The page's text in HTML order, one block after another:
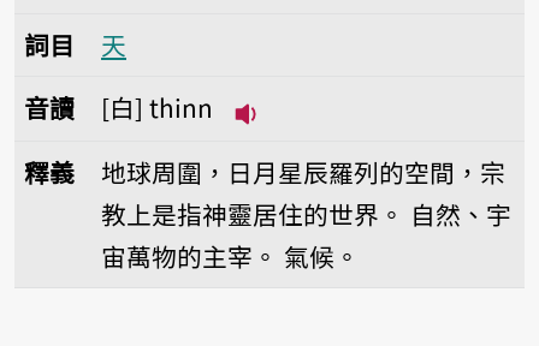
詞目
天
音讀
白 thinn
釋義
地球周圍，日月星辰羅列的空間，宗
教上是指神靈居住的世界。 自然、宇
宙萬物的主宰。 氣候。